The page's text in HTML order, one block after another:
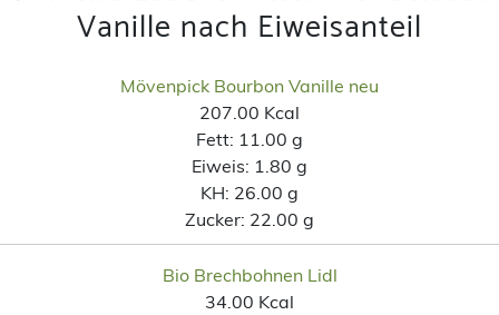
Vanille nach Eiweisanteil
Mövenpick Bourbon Vanille neu
207.00 Kcal
Fett: 11.00 g
Eiweis: 1.80 g
KH: 26.00 g
Zucker: 22.00 g
Bio Brechbohnen Lidl
34.00 Kcal